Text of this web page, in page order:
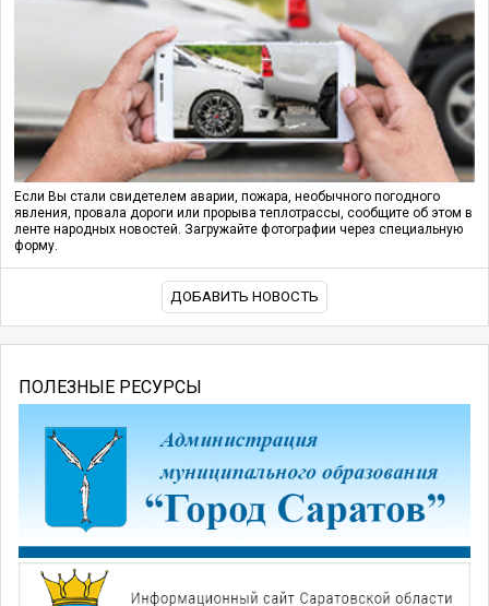
Если Вы стали свидетелем аварии, пожара, необычного погодного
явления, провала дороги или прорыва теплотрассы, сообщите об этом в
ленте народных новостей. Загружайте фотографии через специальную
форму.
ДОБАВИТЬ НОВОСТЬ
ПОЛЕЗНЫЕ РЕСУРСЫ